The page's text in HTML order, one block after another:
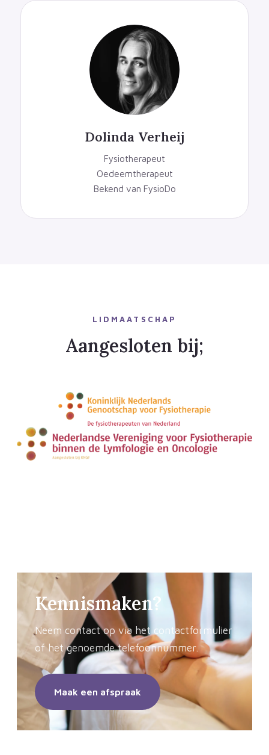
Dolinda Verheij
Fysiotherapeut
Oedeemtherapeut
Bekend van FysioDo
LIDMAATSCHAP
Aangesloten bij;
Kennismaken?
Neem contact op via het contactformulier
of het genoemde telefoonnummer.
Maak een afspraak